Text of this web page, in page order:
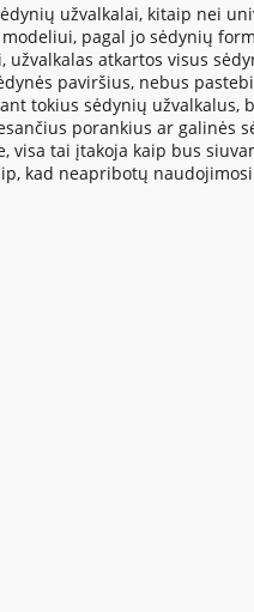
užvalkalai, kitaip nei
pagal jo sėdynių
užvalkalas atkartos visus
paviršius, nebus
tokius sėdynių
porankius ar galinės
visa tai įtakoja kaip bus
kad neapribotų